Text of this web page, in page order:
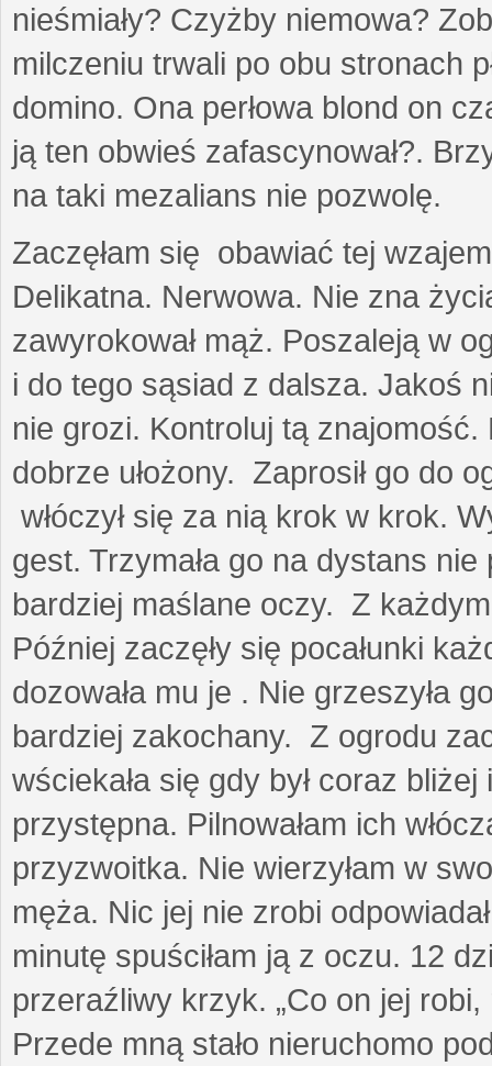
nieśmiały? Czyżby niemowa?
milczeniu trwali po obu stronach
domino. Ona perłowa blond on
ją ten obwieś zafascynował?.
na taki mezalians nie pozwolę.
Zaczęłam się obawiać tej
Delikatna. Nerwowa. Nie zna
zawyrokował mąż. Poszaleją w
i do tego sąsiad z dalsza. Jakoś
nie grozi. Kontroluj tą
dobrze ułożony. Zaprosił go do
włóczył się za nią krok w krok.
gest. Trzymała go na dystans
bardziej maślane oczy. Z
Później zaczęły się pocałunki
dozowała mu je . Nie grzeszyła
bardziej zakochany. Z ogrodu
wściekała się gdy był coraz
przystępna. Pilnowałam ich
przyzwoitka. Nie wierzyłam w
męża. Nic jej nie zrobi
minutę spuściłam ją z oczu. 12
przeraźliwy krzyk. „Co on jej
Przede mną stało nieruchomo